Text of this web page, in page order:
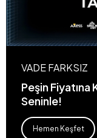
VADE FARKSIZ
Peşin
Seninle!
Hemen Keşfet